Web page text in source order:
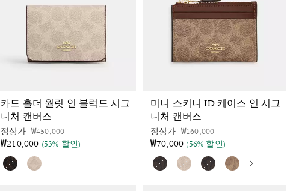
카드 홀더 월릿 인 블럭드 시그
니처 캔버스
정상가 가격 인하 전
₩450,000인하됨
₩210,000 (53% 할인)
미니 스키니 ID 케이스 인 시그
니처 캔버스
정상가 가격 인하 전
₩160,000인하됨
₩70,000 (56% 할인)